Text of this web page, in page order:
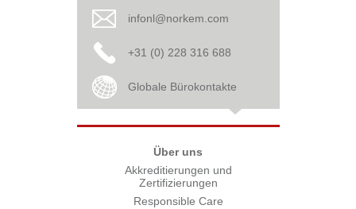
infonl@norkem.com
+31 (0) 228 316 688
Globale Bürokontakte
Über uns
Akkreditierungen und
Zertifizierungen
Responsible Care